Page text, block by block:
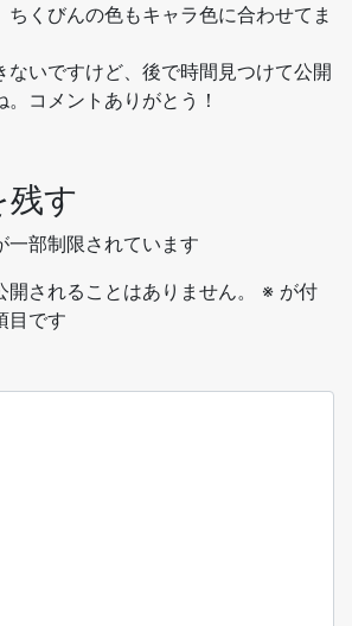
ちくびんの色もキャラ色に合わせてま
ないですけど、後で時間見つけて公開
。コメントありがとう！
残す
一部制限されています
されることはありません。
※ が付
目です